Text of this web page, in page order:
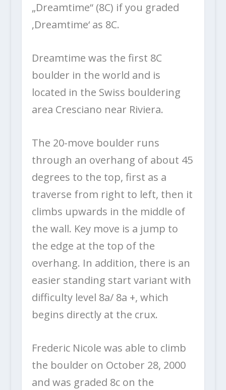
„Dreamtime“ (8C) if you graded
‚Dreamtime‘ as 8C.
Dreamtime was the first 8C
boulder in the world and is
located in the Swiss bouldering
area Cresciano near Riviera.
The 20-move boulder runs
through an overhang of about 45
degrees to the top, first as a
traverse from right to left, then it
climbs upwards in the middle of
the wall. Key move is a jump to
the edge at the top of the
overhang. In addition, there is an
easier standing start variant with
difficulty level 8a/ 8a +, which
begins directly at the crux.
Frederic Nicole was able to climb
the boulder on October 28, 2000
and was graded 8c on the